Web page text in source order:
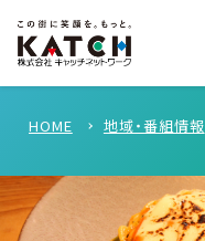
HOME 地域・番組情報